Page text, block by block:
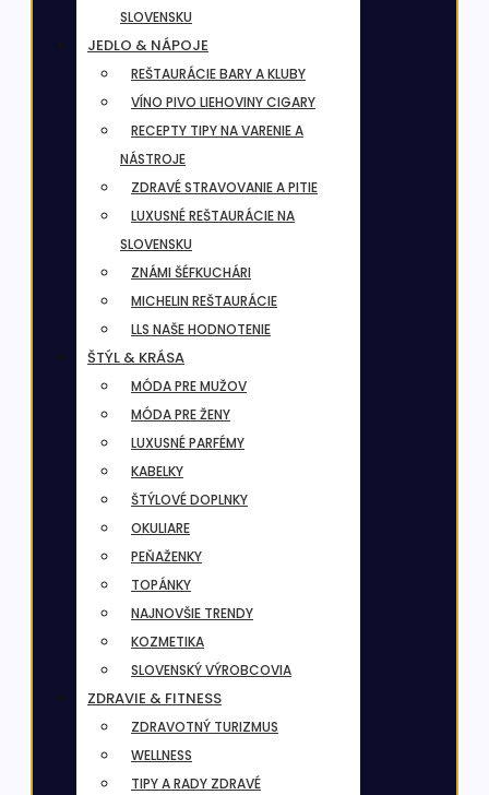
SLOVENSKU
JEDLO & NÁPOJE
REŠTAURÁCIE BARY A KLUBY
VÍNO PIVO LIEHOVINY CIGARY
RECEPTY TIPY NA VARENIE A
NÁSTROJE
ZDRAVÉ STRAVOVANIE A PITIE
LUXUSNÉ REŠTAURÁCIE NA
SLOVENSKU
ZNÁMI ŠÉFKUCHÁRI
MICHELIN REŠTAURÁCIE
LLS NAŠE HODNOTENIE
ŠTÝL & KRÁSA
MÓDA PRE MUŽOV
MÓDA PRE ŽENY
LUXUSNÉ PARFÉMY
KABELKY
ŠTÝLOVÉ DOPLNKY
OKULIARE
PEŇAŽENKY
TOPÁNKY
NAJNOVŠIE TRENDY
KOZMETIKA
SLOVENSKÝ VÝROBCOVIA
ZDRAVIE & FITNESS
ZDRAVOTNÝ TURIZMUS
WELLNESS
TIPY A RADY ZDRAVÉ